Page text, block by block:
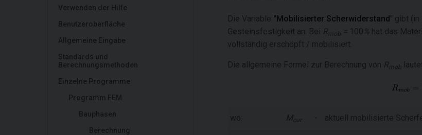
Verwenden der Hilfe
Benutzeroberfläche
Allgemeine Eingabe
Standards und
Berechnungsmethoden
Einzelne Programme
Programm FEM
Bauphasen
Berechnung
Die Variable "Mobilisierter Scherwiderstand" gibt (in
Gesteinsfestigkeit an. Bei Rmob 100 % hat das
vollständig erschöpft / mobilisiert.
Die allgemeine Formel zur Berechnung von Rmob
wo: M cur - aktuell mobilisierte